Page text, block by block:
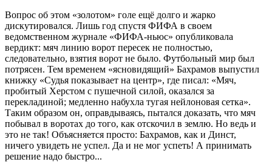
Вопрос об этом «золотом» голе ещё долго и жарко
дискутировался. Лишь год спустя ФИФА в своем
ведомственном журнале «ФИФА-ньюс» опубликовала
вердикт: мяч линию ворот пересек не полностью,
следовательно, взятия ворот не было. Футбольный мир был
потрясен. Тем временем «ясновидящий» Бахрамов выпустил
книжку «Судья показывает на центр», где писал: «Мяч,
пробитый Херстом с пушечной силой, оказался за
перекладиной; медленно набухла тугая нейлоновая сетка».
Таким образом он, оправдываясь, пытался доказать, что мяч
побывал в воротах до того, как отскочил в землю. Но ведь и
это не так! Объясняется просто: Бахрамов, как и Динст,
ничего увидеть не успел. Да и не мог успеть! А принимать
решение надо быстро...